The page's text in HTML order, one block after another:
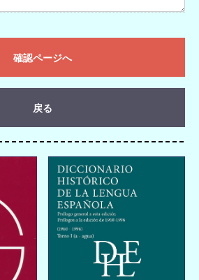
確認ページへ
戻る